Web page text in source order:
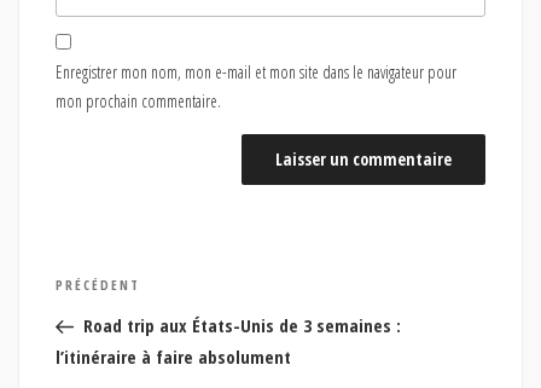
Enregistrer mon nom, mon e-mail et mon site dans le navigateur pour
mon prochain commentaire.
Navigation
de
l’article
Article
précédent
PRÉCÉDENT
Road trip aux États-Unis de 3 semaines :
l’itinéraire à faire absolument